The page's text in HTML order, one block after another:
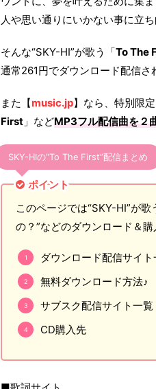
人や思い通りにいかない事に立
そんな“SKY-HI”が歌う「To The
通常261円でダウンロード配信さ
また【music.jp】なら、特別限
First 」などMP3フル配信曲を２
SKY-HIの“To The First”配信まとめ
ポイント
このページでは“SKY-HI”が歌
の？”などのダウンロード＆購
ダウンロード配信サイト
無料ダウンロード方法♪
サブスク配信サイト一覧
CD購入先